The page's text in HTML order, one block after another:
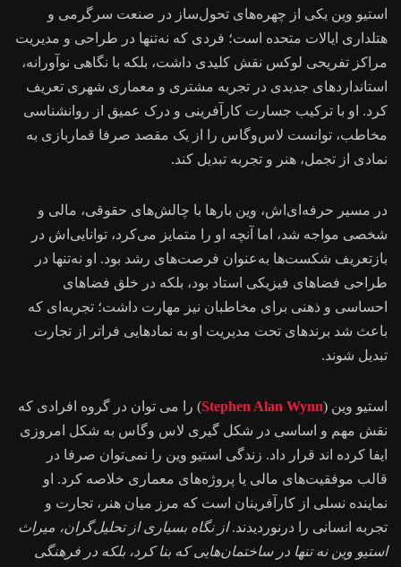
استیو وین یکی از چهره‌های تحول‌ساز در صنعت سرگرمی و
هتلداری ایالات متحده است؛ فردی که نه‌تنها در طراحی و مدیریت
مراکز تفریحی لوکس نقش کلیدی داشت، بلکه با نگاهی نوآورانه،
استانداردهای جدیدی در تجربه مشتری و معماری شهری تعریف
کرد. او با ترکیب جسارت کارآفرینی و درک عمیق از روانشناسی
مخاطب، توانست لاس‌وگاس را از یک مقصد صرفا قماربازی به
نمادی از تجمل، هنر و تجربه تبدیل کند.
در مسیر حرفه‌ای‌اش، وین بارها با چالش‌های حقوقی، مالی و
شخصی مواجه شد، اما آنچه او را متمایز می‌کرد، توانایی‌اش در
بازتعریف شکست‌ها به‌عنوان فرصت‌های رشد بود. او نه‌تنها در
طراحی فضاهای فیزیکی استاد بود، بلکه در خلق فضاهای
احساسی و ذهنی برای مخاطبان نیز مهارت داشت؛ تجربه‌ای که
باعث شد برندهای تحت مدیریت او به نمادهایی فراتر از تجارت
تبدیل شوند.
استیو وین (Stephen Alan Wynn) را می توان در گروه افرادی که
نقش مهم و اساسی در شکل گیری لاس وگاس به شکل امروزی
ایفا کرده اند قرار داد. زندگی استیو وین را نمی‌توان صرفا در
قالب موفقیت‌های مالی یا پروژه‌های معماری خلاصه کرد. او
نماینده نسلی از کارآفرینان است که مرز میان هنر، تجارت و
تجربه انسانی را درنوردیدند.از نگاه بسیاری از تحلیل‌گران، میراث
استیو وین نه‌ تنها در ساختمان‌هایی که بنا کرد، بلکه در فرهنگی